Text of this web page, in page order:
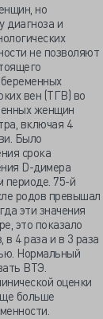
но
диагноза и
не позволяют
вен (ТГВ) во
женщин
включая 4
Было
срока
D-димера
периоде. 75-й
родов превышал
эти значения
это показало
в 4 раза и в 3 раза
Нормальный
ВТЭ.
оценки
больше